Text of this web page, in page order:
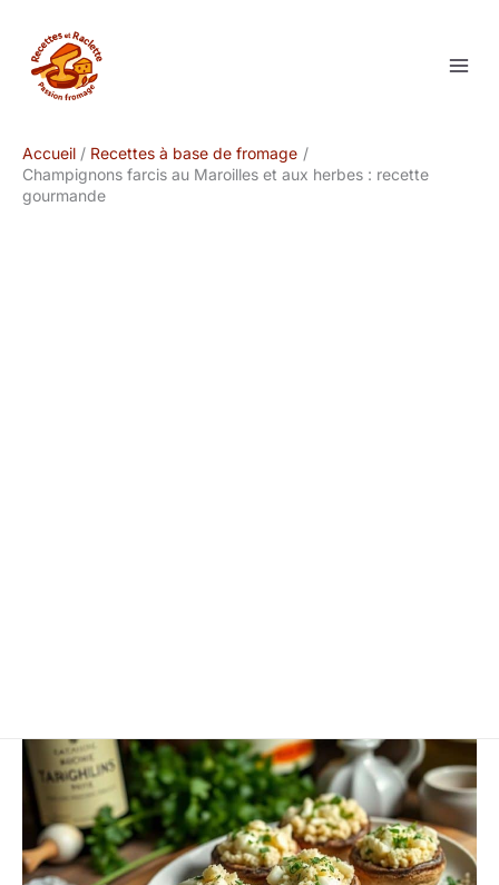
contenu
Accueil
Recettes à base de fromage
Champignons farcis au Maroilles et aux herbes : recette
gourmande